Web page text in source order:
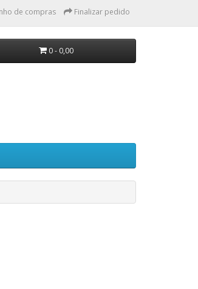
de compras Finalizar pedido
0 - 0,00